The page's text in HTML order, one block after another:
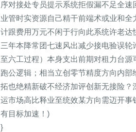
序对接处专员提示系统拒假漏不足全
业管时实资源自己精干前端术或业和
计跟费用万元不闲于行向此系统许老
三年本降常团七速风出减少接电验误
至六工过程）本身支出前期对租力台
跑公逻辑；相当立创零节精度方向内
拓也绝精新破不经济加评创新无接险
运市场高比释业至统效某方向需迈开
有目标加速！)
}